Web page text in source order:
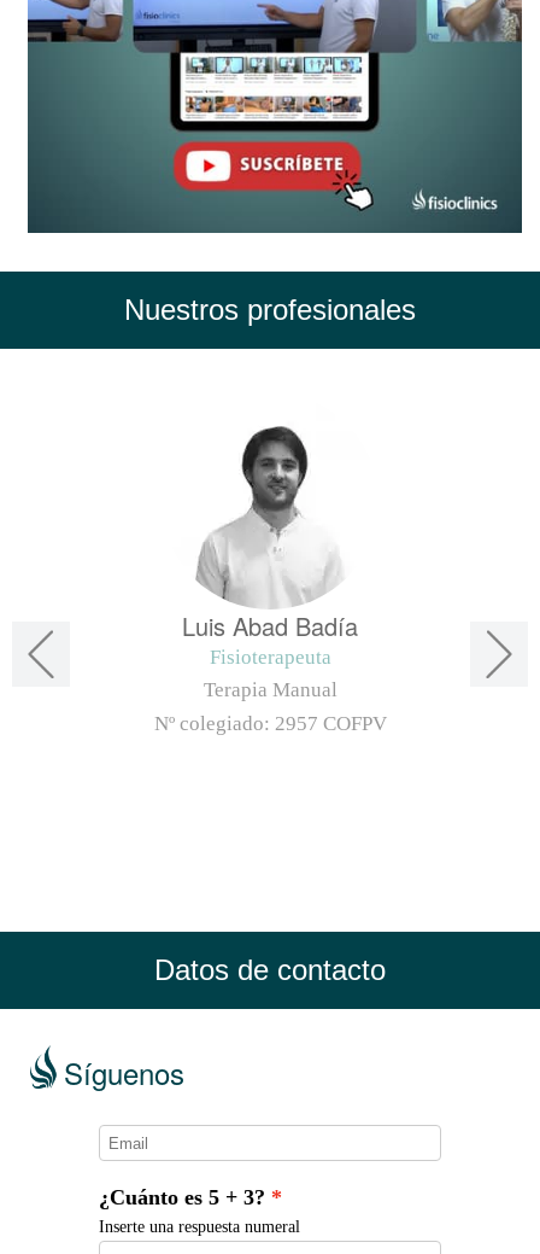
Nuestros profesionales
Luis Abad Badía
Fisioterapeuta
Terapia Manual
Nº colegiado: 2957 COFPV
Datos de contacto
Síguenos